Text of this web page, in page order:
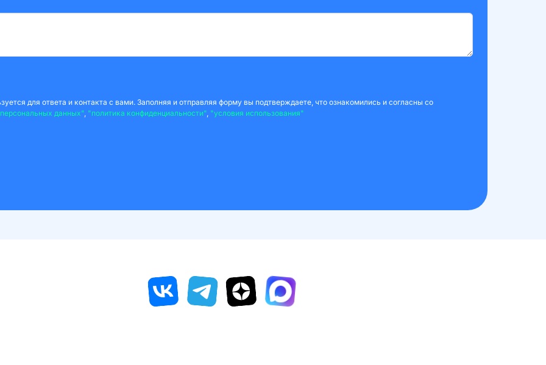
для ответа и контакта с вами. Заполняя и отправляя форму вы подтверждаете, что ознакомились и согласны со
данных", "политика конфиденциальности", "условия использования"